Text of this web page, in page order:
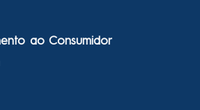
ao Consumidor